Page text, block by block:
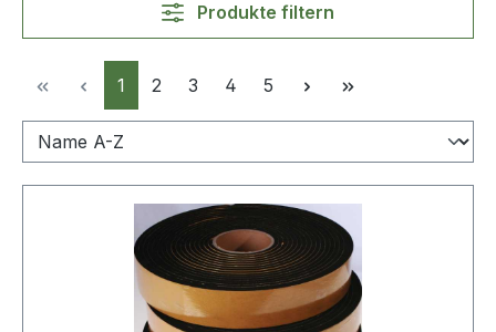
Produkte filtern
Seite
1 Seite
2 Seite
3 Seite
4 Seite
5